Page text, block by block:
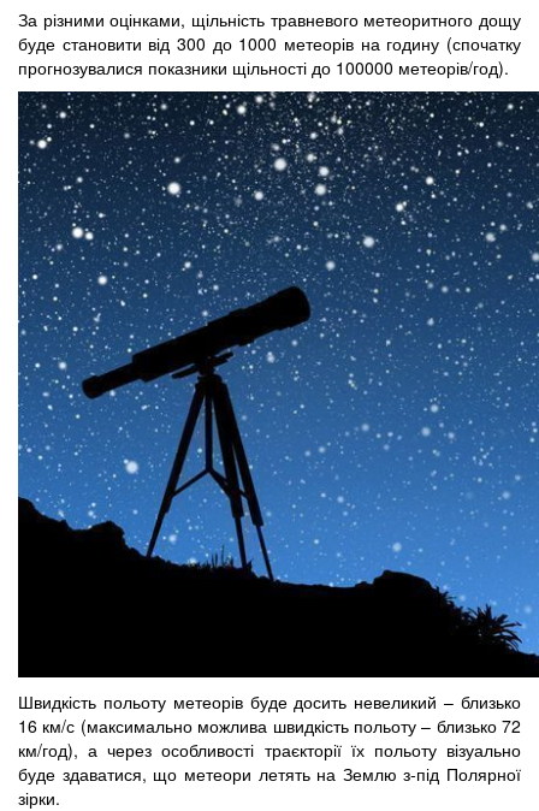
За різними оцінками, щільність травневого метеоритного дощу
буде становити від 300 до 1000 метеорів на годину (спочатку
прогнозувалися показники щільності до 100000 метеорів/год).
Швидкість польоту метеорів буде досить невеликий – близько
16 км/с (максимально можлива швидкість польоту – близько 72
км/год), а через особливості траєкторії їх польоту візуально
буде здаватися, що метеори летять на Землю з-під Полярної
зірки.